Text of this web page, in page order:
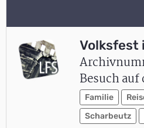
Volksfest
Besuch
Familie
Scharbeutz